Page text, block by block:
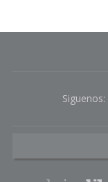
Siguenos: